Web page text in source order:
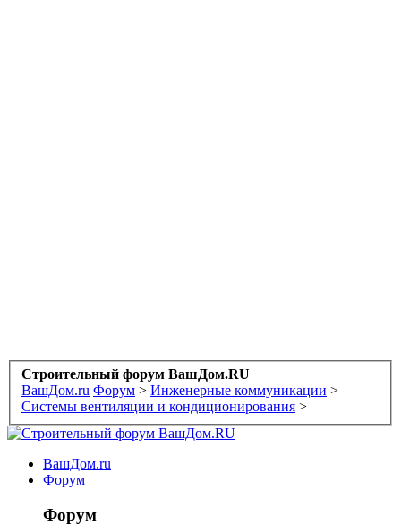
Строительный форум ВашДом.RU
ВашДом.ru Форум > Инженерные коммуникации >
Системы вентиляции и кондиционирования >
ВашДом.ru
Форум
Форум